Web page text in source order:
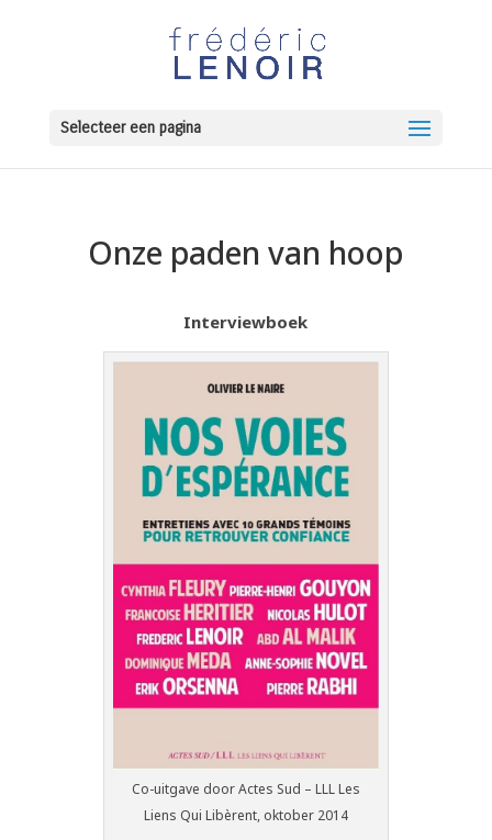
Selecteer een pagina
Onze paden van hoop
Interviewboek
Co-uitgave door Actes Sud – LLL Les
Liens Qui Libèrent, oktober 2014